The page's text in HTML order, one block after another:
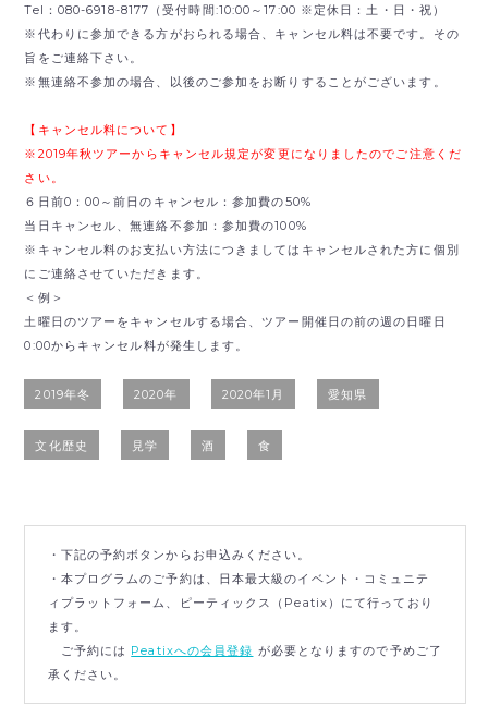
Tel：080-6918-8177（受付時間:10:00～17:00 ※定休日：土・日・祝）
※代わりに参加できる方がおられる場合、キャンセル料は不要です。その
旨をご連絡下さい。
※無連絡不参加の場合、以後のご参加をお断りすることがございます。
【キャンセル料について】
※2019年秋ツアーからキャンセル規定が変更になりましたのでご注意くだ
さい。
６日前0：00～前日のキャンセル：参加費の50%
当日キャンセル、無連絡不参加：参加費の100%
※キャンセル料のお支払い方法につきましてはキャンセルされた方に個別
にご連絡させていただきます。
＜例＞
土曜日のツアーをキャンセルする場合、ツアー開催日の前の週の日曜日
0:00からキャンセル料が発生します。
2019年冬 2020年 2020年1月 愛知県
文化歴史 見学 酒 食
・下記の予約ボタンからお申込みください。
・本プログラムのご予約は、日本最大級のイベント・コミュニテ
ィプラットフォーム、ピーティックス（Peatix）にて行っており
ます。
ご予約には Peatixへの会員登録 が必要となりますので予めご了
承ください。